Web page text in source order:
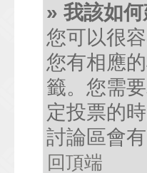
» 我該如
您可以很
您有相應
籤。您需
定投票的
討論區會
回頂端